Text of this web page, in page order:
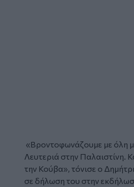
«Βροντοφωνάζουμε με όλη
Λευτεριά στην Παλαιστίνη.
την Κούβα», τόνισε ο
σε δήλωση του στην